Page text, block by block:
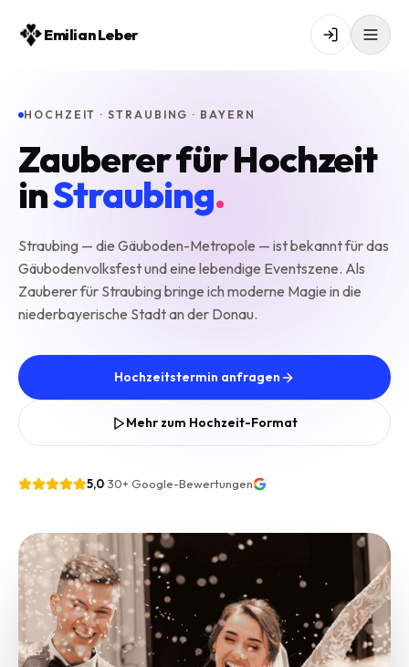
Emilian Leber
HOCHZEIT · STRAUBING · BAYERN
Zauberer für Hochzeit
inStraubing.
Straubing — die Gäuboden-Metropole — ist bekannt für das
Gäubodenvolksfest und eine lebendige Eventszene. Als
Zauberer für Straubing bringe ich moderne Magie in die
niederbayerische Stadt an der Donau.
Hochzeitstermin anfragen
Mehr zum Hochzeit-Format
5,0·30+Google-Bewertungen